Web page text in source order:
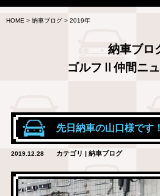
HOME > 納車ブログ > 2019年
納車ブロ
ゴルフⅡ仲間ニ
先日納車の山口様です！
2019.12.28 カテゴリ | 納車ブログ